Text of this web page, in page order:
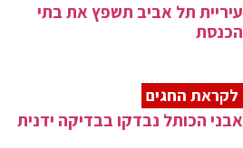
עיריית תל אביב תשפץ את בתי
הכנסת
לקראת החגים
אבני הכותל נבדקו בבדיקה ידנית